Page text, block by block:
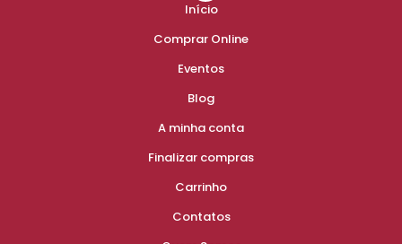
Início
Comprar Online
Eventos
Blog
A minha conta
Finalizar compras
Carrinho
Contatos